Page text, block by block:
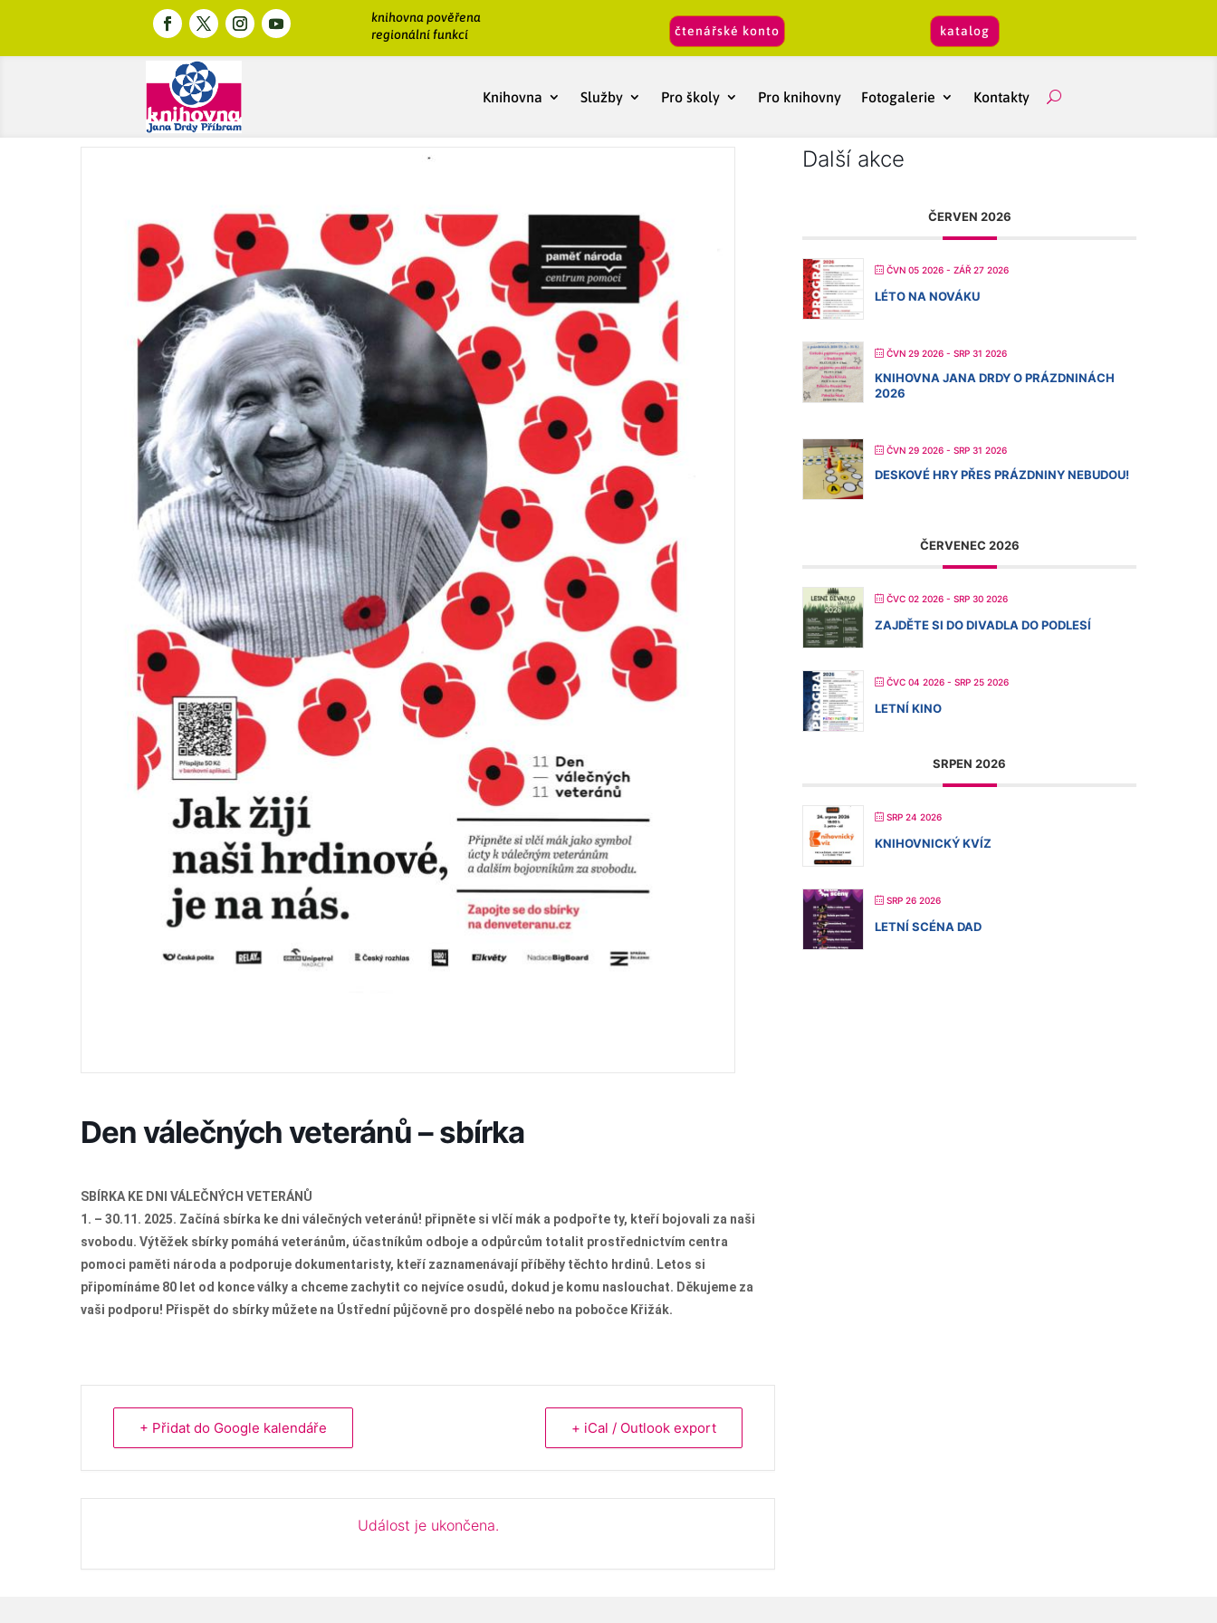
knihovna pověřena
regionální funkcí
čtenářské konto katalog
Knihovna Služby Pro školy Pro knihovny Fotogalerie Kontakty
Den válečných veteránů – sbírka
SBÍRKA KE DNI VÁLEČNÝCH VETERÁNŮ
1. – 30.11. 2025. Začíná sbírka ke dni válečných veteránů! připněte si vlčí mák a podpořte ty, kteří bojovali za naši
svobodu. Výtěžek sbírky pomáhá veteránům, účastníkům odboje a odpůrcům totalit prostřednictvím centra
pomoci paměti národa a podporuje dokumentaristy, kteří zaznamenávají příběhy těchto hrdinů. Letos si
připomínáme 80 let od konce války a chceme zachytit co nejvíce osudů, dokud je komu naslouchat. Děkujeme za
vaši podporu! Přispět do sbírky můžete na Ústřední půjčovně pro dospělé nebo na pobočce Křižák.
+ Přidat do Google kalendáře + iCal / Outlook export
Událost je ukončena.
Další akce
ČERVEN 2026
ČVN 05 2026 - ZÁŘ 27 2026
LÉTO NA NOVÁKU
ČVN 29 2026 - SRP 31 2026
KNIHOVNA JANA DRDY O PRÁZDNINÁCH
2026
ČVN 29 2026 - SRP 31 2026
DESKOVÉ HRY PŘES PRÁZDNINY NEBUDOU!
ČERVENEC 2026
ČVC 02 2026 - SRP 30 2026
ZAJDĚTE SI DO DIVADLA DO PODLESÍ
ČVC 04 2026 - SRP 25 2026
LETNÍ KINO
SRPEN 2026
SRP 24 2026
KNIHOVNICKÝ KVÍZ
SRP 26 2026
LETNÍ SCÉNA DAD